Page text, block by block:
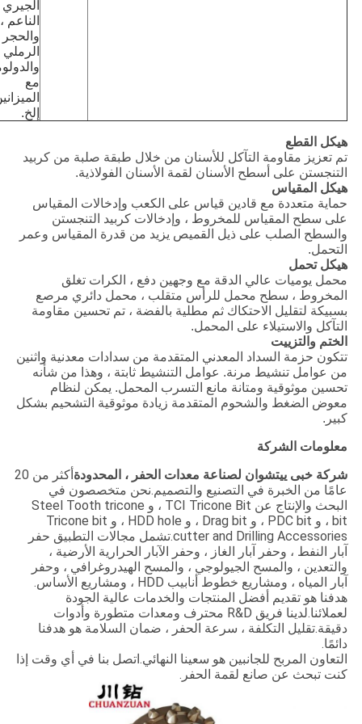
الجيري
الناعم ،
والحجر
الرملي
مع
إلخ.
هيكل القطع
تم تعزيز مقاومة التآكل للأسنان من خلال طبقة صلبة من كربيد
التنجستن على أسطح الأسنان لقمة الأسنان الفولاذية.
هيكل المقياس
حماية متعددة مع قادين قياس على الكعب وإدخالات المقياس
على سطح المقياس للمخروط ، وإدخالات كربيد التنجستن
والسطح الصلب على ذيل القميص يزيد من قدرة المقياس وعمر
التحمل.
هيكل تحمل
محمل يوميات عالي الدقة مع وجهين دفع ، الكرات تغلق
المخروط ، سطح محمل للرأس متقلب ، محمل دائري مرصع
بسبيكة لتقليل الاحتكاك ثم مطلية بالفضة ، تم تحسين مقاومة
التآكل والاستيلاء على المحمل.
الختم والتزييت
تتكون حزمة السداد المعدني المتقدمة من سدادات معدنية واثنين
من عوامل تنشيط مرنة. عوامل التنشيط ثابتة ، وهذا من شأنه
تحسين موثوقية ومتانة مانع التسرب المحمل. يمكن لنظام
معوض الضغط والشحوم المتقدمة زيادة موثوقية التشحيم بشكل
كبير.
معلومات الشركة
شركة خبى ييتشوان لصناعة معدات الحفر ، المحدودة
أكثر من 20
عامًا من الخبرة في التصنيع والتصميم.نحن متخصصون في
البحث والإنتاج عن TCI Tricone Bit ، و Steel Tooth tricone
bit ، و PDC bit ، و Drag bit ، و HDD hole ، و Tricone bit
cutter and Drilling Accessories.تشمل مجالات التطبيق حفر
آبار النفط ، وحفر آبار الغاز ، وحفر الآبار الحرارية الأرضية ،
والتعدين ، والمسح الجيولوجي ، والمسح الهيدروغرافي ، وحفر
آبار المياه ، ومشاريع خطوط أنابيب HDD ، ومشاريع الأساس.
هدفنا هو تقديم أفضل المنتجات والخدمات عالية الجودة
لعملائنا.لدينا فريق R&D محترف ومعدات متطورة وأدوات
دقيقة.تقليل التكلفة ، سرعة الحفر ، ضمان السلامة هو هدفنا
دائمًا.
التعاون المربح للجانبين هو سعينا النهائي.اتصل بنا في أي وقت إذا
كنت تبحث عن صانع لقمة الحفر.